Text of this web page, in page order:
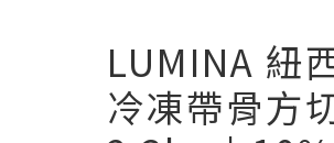
LUMINA 紐
冷凍帶骨方